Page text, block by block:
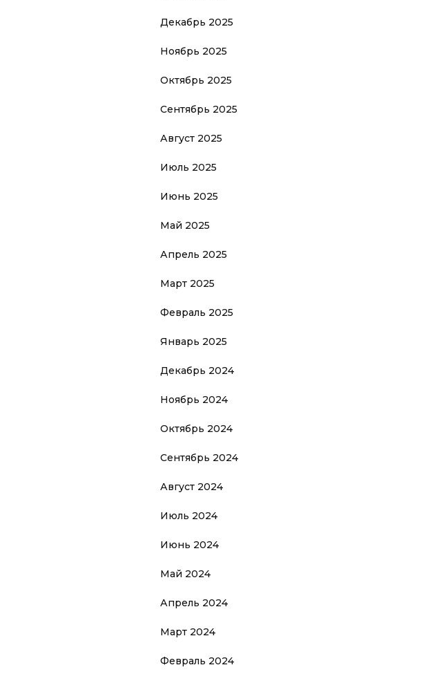
Декабрь 2025
Ноябрь 2025
Октябрь 2025
Сентябрь 2025
Август 2025
Июль 2025
Июнь 2025
Май 2025
Апрель 2025
Март 2025
Февраль 2025
Январь 2025
Декабрь 2024
Ноябрь 2024
Октябрь 2024
Сентябрь 2024
Август 2024
Июль 2024
Июнь 2024
Май 2024
Апрель 2024
Март 2024
Февраль 2024